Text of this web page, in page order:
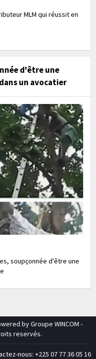
MLM qui réussit en
d'être une
un avocatier
soupçonnée d'être une
by Groupe WINCOM -
reservés.
nous: +225 07 77 36 05 16